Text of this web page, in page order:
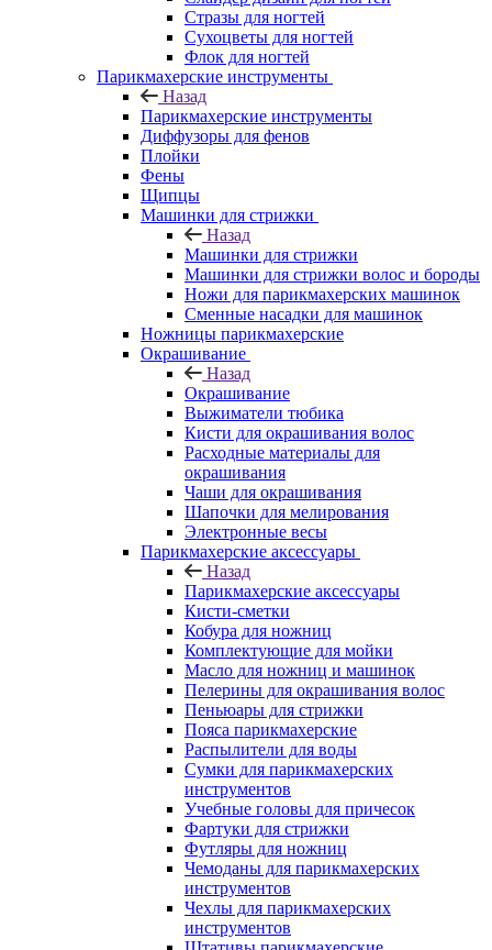
Стразы для ногтей
Сухоцветы для ногтей
Флок для ногтей
Парикмахерские инструменты
Назад
Парикмахерские инструменты
Диффузоры для фенов
Плойки
Фены
Щипцы
Машинки для стрижки
Назад
Машинки для стрижки
Машинки для стрижки волос и бороды
Ножи для парикмахерских машинок
Сменные насадки для машинок
Ножницы парикмахерские
Окрашивание
Назад
Окрашивание
Выжиматели тюбика
Кисти для окрашивания волос
Расходные материалы для
окрашивания
Чаши для окрашивания
Шапочки для мелирования
Электронные весы
Парикмахерские аксессуары
Назад
Парикмахерские аксессуары
Кисти-сметки
Кобура для ножниц
Комплектующие для мойки
Масло для ножниц и машинок
Пелерины для окрашивания волос
Пеньюары для стрижки
Пояса парикмахерские
Распылители для воды
Сумки для парикмахерских
инструментов
Учебные головы для причесок
Фартуки для стрижки
Футляры для ножниц
Чемоданы для парикмахерских
инструментов
Чехлы для парикмахерских
инструментов